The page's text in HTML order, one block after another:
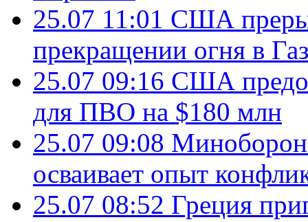
25.07 11:01 США
прекращении огня в
25.07 09:16 США
для ПВО на $180 млн
25.07 09:08
осваивает опыт
25.07 08:52 Греция